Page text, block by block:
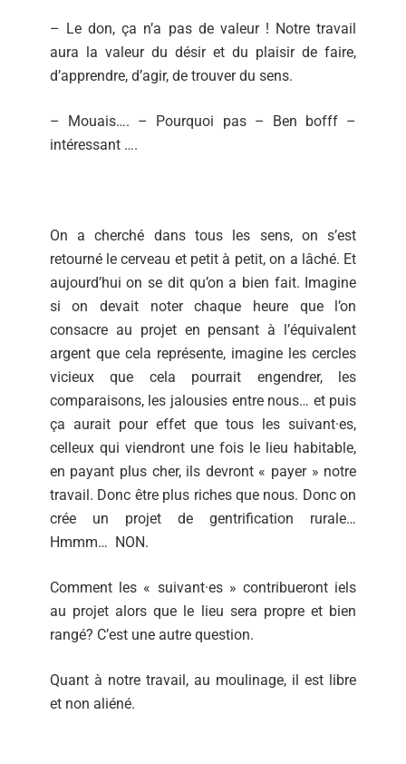
– Le don, ça n’a pas de valeur ! Notre travail
aura la valeur du désir et du plaisir de faire,
d’apprendre, d’agir, de trouver du sens.
– Mouais…. – Pourquoi pas – Ben bofff –
intéressant ….
On a cherché dans tous les sens, on s’est
retourné le cerveau et petit à petit, on a lâché. Et
aujourd’hui on se dit qu’on a bien fait. Imagine
si on devait noter chaque heure que l’on
consacre au projet en pensant à l’équivalent
argent que cela représente, imagine les cercles
vicieux que cela pourrait engendrer, les
comparaisons, les jalousies entre nous… et puis
ça aurait pour effet que tous les suivant·es,
celleux qui viendront une fois le lieu habitable,
en payant plus cher, ils devront « payer » notre
travail. Donc être plus riches que nous. Donc on
crée un projet de gentrification rurale…
Hmmm… NON.
Comment les « suivant·es » contribueront iels
au projet alors que le lieu sera propre et bien
rangé? C’est une autre question.
Quant à notre travail, au moulinage, il est libre
et non aliéné.